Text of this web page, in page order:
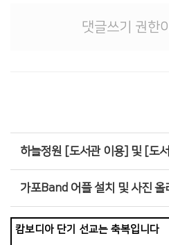
댓글쓰기 권한
하늘정원 [도서관 이용] 및 [도
가포Band 어플 설치 및 사진 올
캄보디아 단기 선교는 축복입니다